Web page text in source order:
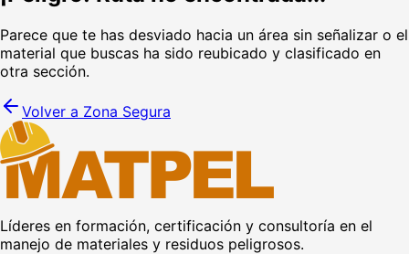
Parece que te has desviado hacia un área sin señalizar o el
material que buscas ha sido reubicado y clasificado en
otra sección.
Volver a Zona Segura
Líderes en formación, certificación y consultoría en el
manejo de materiales y residuos peligrosos.